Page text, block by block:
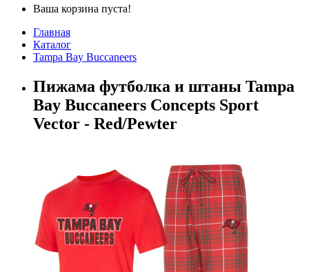
Ваша корзина пуста!
Главная
Каталог
Tampa Bay Buccaneers
Пижама футболка и штаны Tampa
Bay Buccaneers Concepts Sport
Vector - Red/Pewter